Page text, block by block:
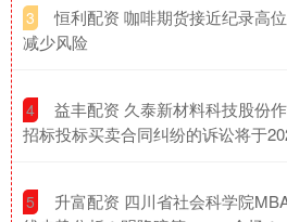
3
恒利配资 咖啡期货接近纪录高
减少风险
4
益丰配资 久泰新材料科技股份
招标投标买卖合同纠纷的诉讼将于
5
升富配资 四川省社会科学院